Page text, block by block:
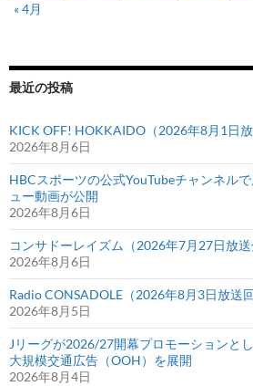
« 4月
最近の投稿
KICK OFF! HOKKAIDO（2026年8月1日放
2026年8月6日
HBCスポーツの公式YouTubeチャンネル
ュー動画が公開
2026年8月6日
コンサドーレイズム（2026年7月27日放送
2026年8月6日
Radio CONSADOLE（2026年8月3日放送回
2026年8月5日
Jリーグが2026/27開幕プロモーションと
大規模交通広告（OOH）を展開
2026年8月4日